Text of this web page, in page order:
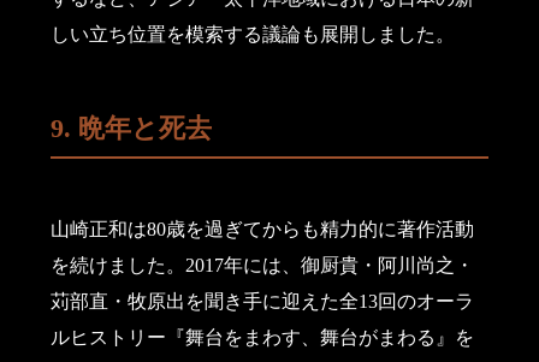
しい立ち位置を模索する議論も展開しました。
9. 晩年と死去
山崎正和は80歳を過ぎてからも精力的に著作活動
を続けました。2017年には、御厨貴・阿川尚之・
苅部直・牧原出を聞き手に迎えた全13回のオーラ
ルヒストリー『舞台をまわす、舞台がまわる』を